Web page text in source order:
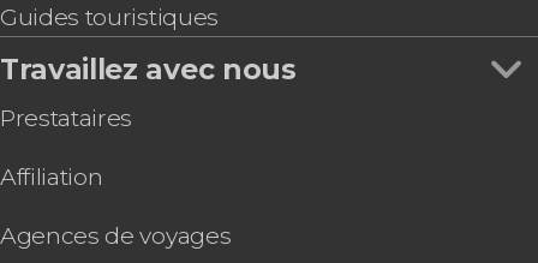
Guides touristiques
Travaillez avec nous
Prestataires
Affiliation
Agences de voyages